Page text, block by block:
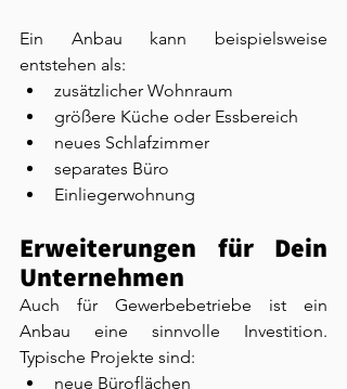
Ein Anbau kann beispielsweise
entstehen als:
zusätzlicher Wohnraum
größere Küche oder Essbereich
neues Schlafzimmer
separates Büro
Einliegerwohnung
Erweiterungen für Dein
Unternehmen
Auch für Gewerbebetriebe ist ein
Anbau eine sinnvolle Investition.
Typische Projekte sind:
neue Büroflächen